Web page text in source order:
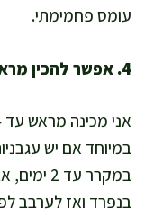
עומס פחמימתי.
4. אפשר להכין מראש, וכמה זמן זה מחזיק במקרר?
במיוחד אם יש
במקרר
בנפרד ואז לערבב